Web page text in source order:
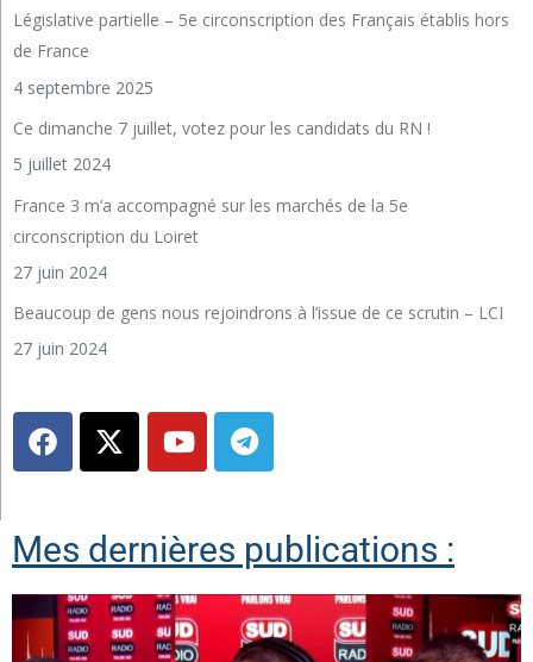
Législative partielle – 5e circonscription des Français établis hors
de France
4 septembre 2025
Ce dimanche 7 juillet, votez pour les candidats du RN !
5 juillet 2024
France 3 m’a accompagné sur les marchés de la 5e
circonscription du Loiret
27 juin 2024
Beaucoup de gens nous rejoindrons à l’issue de ce scrutin – LCI
27 juin 2024
Mes dernières publications :